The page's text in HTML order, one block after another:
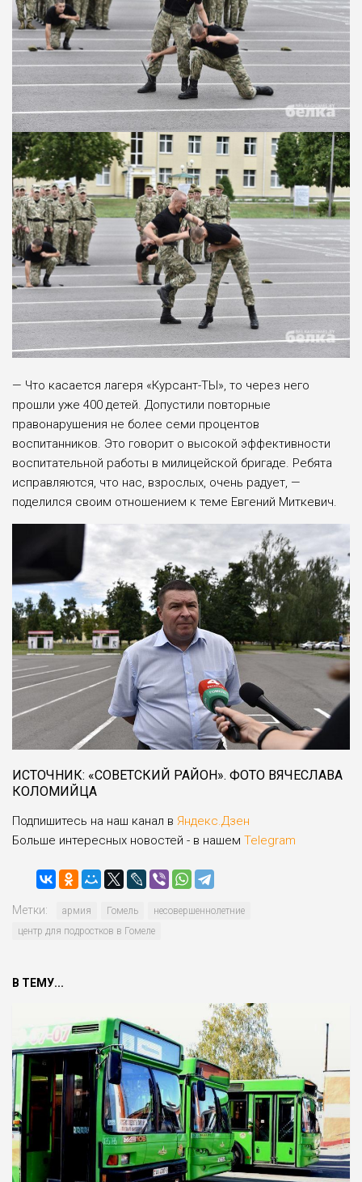
— Что касается лагеря «Курсант-ТЫ», то через него
прошли уже 400 детей. Допустили повторные
правонарушения не более семи процентов
воспитанников. Это говорит о высокой эффективности
воспитательной работы в милицейской бригаде. Ребята
исправляются, что нас, взрослых, очень радует, —
поделился своим отношением к теме Евгений Миткевич.
ИСТОЧНИК: «СОВЕТСКИЙ РАЙОН». ФОТО ВЯЧЕСЛАВА
КОЛОМИЙЦА
Подпишитесь на наш канал в Яндекс.Дзен
Больше интересных новостей - в нашем Telegram
Метки: армия Гомель
несовершеннолетние
центр для подростков в Гомеле
В ТЕМУ...